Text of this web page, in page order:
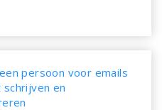
persoon voor emails
schrijven en